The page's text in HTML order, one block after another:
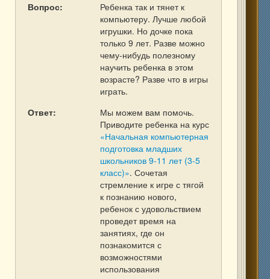
Вопрос:
Ребенка так и тянет к
компьютеру. Лучше любой
игрушки. Но дочке пока
только 9 лет. Разве можно
чему-нибудь полезному
научить ребенка в этом
возрасте? Разве что в игры
играть.
Ответ:
Мы можем вам помочь.
Приводите ребенка на курс
«Начальная компьютерная
подготовка младших
школьников 9-11 лет (3-5
класс)». Сочетая
стремление к игре с тягой
к познанию нового,
ребенок с удовольствием
проведет время на
занятиях, где он
познакомится с
возможностями
использования